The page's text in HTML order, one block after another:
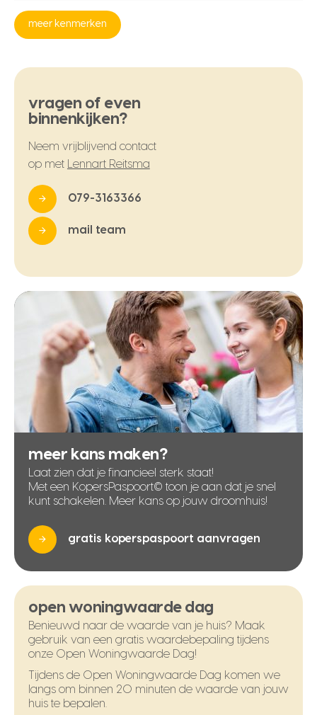
meer kenmerken
vragen of even
binnenkijken?
Neem vrijblijvend contact
op met
Lennart Reitsma
079-3163366
mail team
meer kans maken?
Laat zien dat je financieel sterk staat!
Met een KopersPaspoort© toon je aan dat je snel
kunt schakelen. Meer kans op jouw droomhuis!
gratis koperspaspoort aanvragen
open woningwaarde dag
Benieuwd naar de waarde van je huis? Maak
gebruik van een gratis waardebepaling tijdens
onze Open Woningwaarde Dag!
Tijdens de Open Woningwaarde Dag komen we
langs om binnen 20 minuten de waarde van jouw
huis te bepalen.